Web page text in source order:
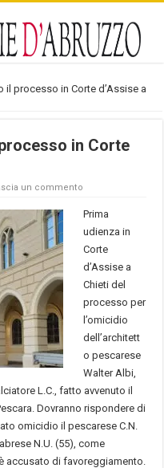
il processo in Corte d’Assise a
in Corte
un commento
Prima
udienza in
Corte
d’Assise a
Chieti del
processo per
l’omicidio
dell’architett
o pescarese
Walter Albi,
L.C., fatto avvenuto il
Dovranno rispondere di
omicidio il pescarese C.N.
N.U. (55), come
accusato di favoreggiamento.